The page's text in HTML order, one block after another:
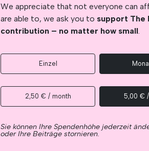
We appreciate that not everyone can
are able to, we ask you to support The
contribution – no matter how small.
Einzel
2,50 € / month 5,00 €
Sie können Ihre Spendenhöhe jederzeit
oder Ihre Beiträge stornieren.